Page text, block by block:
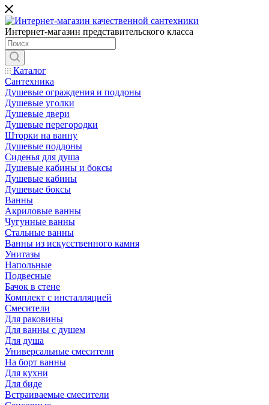
Интернет-магазин представительского класса
Каталог
Сантехника
Душевые ограждения и поддоны
Душевые уголки
Душевые двери
Душевые перегородки
Шторки на ванну
Душевые поддоны
Сиденья для душа
Душевые кабины и боксы
Душевые кабины
Душевые боксы
Ванны
Акриловые ванны
Чугунные ванны
Стальные ванны
Ванны из искусственного камня
Унитазы
Напольные
Подвесные
Бачок в стене
Комплект с инсталляцией
Смесители
Для раковины
Для ванны с душем
Для душа
Универсальные смесители
На борт ванны
Для кухни
Для биде
Встраиваемые смесители